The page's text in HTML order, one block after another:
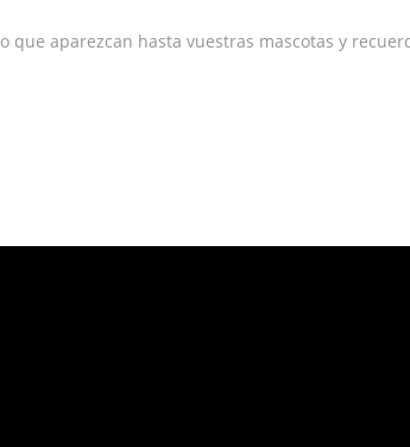
que aparezcan hasta vuestras mascotas y